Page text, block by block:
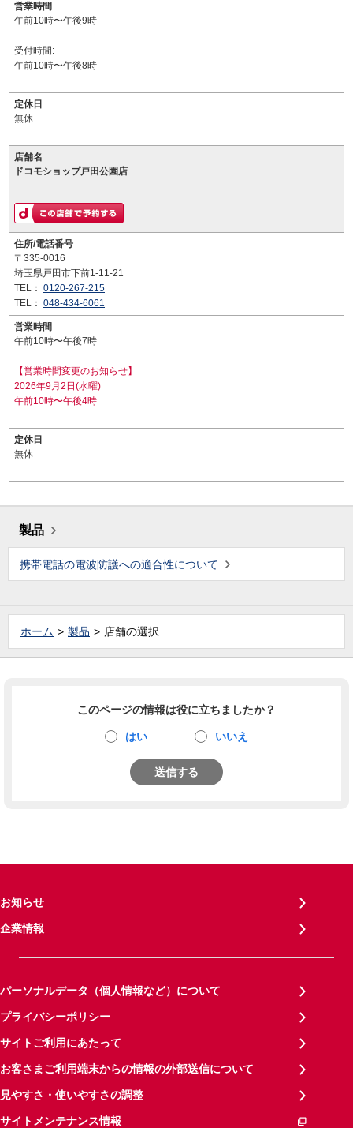
営業時間
午前10時〜午後9時
受付時間:
午前10時〜午後8時
定休日
無休
店舗名
ドコモショップ戸田公園店
住所/電話番号
〒335-0016
埼玉県戸田市下前1-11-21
TEL： 0120-267-215
TEL： 048-434-6061
営業時間
午前10時〜午後7時
【営業時間変更のお知らせ】
2026年9月2日(水曜)
午前10時〜午後4時
定休日
無休
製品
携帯電話の電波防護への適合性について
ホーム 製品 店舗の選択
このページの情報は役に立ちましたか？
はい いいえ
送信する
お知らせ
企業情報
パーソナルデータ（個人情報など）について
プライバシーポリシー
サイトご利用にあたって
お客さまご利用端末からの情報の外部送信について
見やすさ・使いやすさの調整
サイトメンテナンス情報